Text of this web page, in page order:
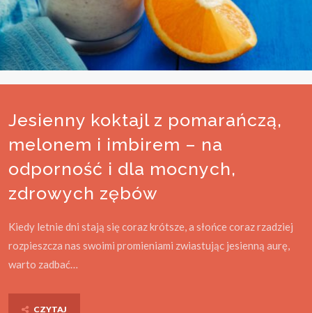
Jesienny koktajl z pomarańczą,
melonem i imbirem – na
odporność i dla mocnych,
zdrowych zębów
Kiedy letnie dni stają się coraz krótsze, a słońce coraz rzadziej
rozpieszcza nas swoimi promieniami zwiastując jesienną aurę,
warto zadbać…
CZYTAJ